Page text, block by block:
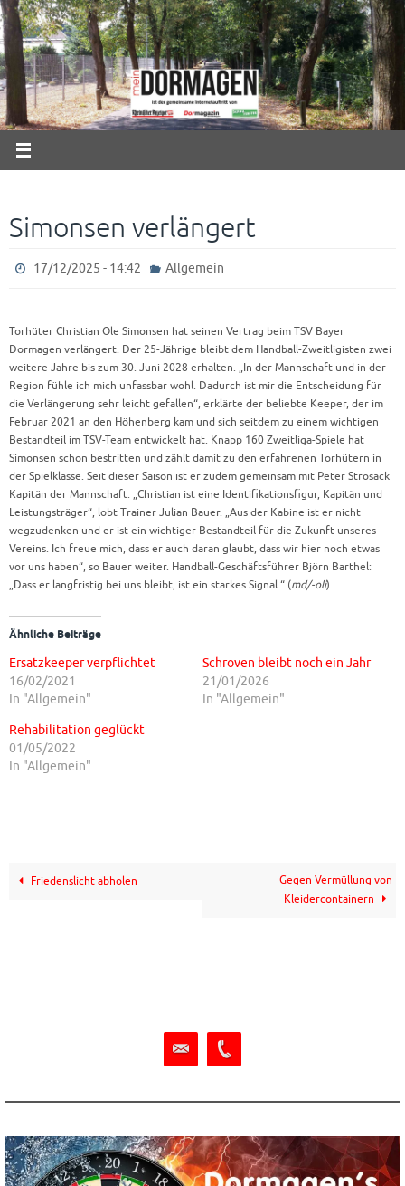
Zum
Inhalt
springen
Simonsen verlängert
17/12/2025 - 14:42 Allgemein
Torhüter Christian Ole Simonsen hat seinen Vertrag beim TSV Bayer
Dormagen verlängert. Der 25-Jährige bleibt dem Handball-Zweitligisten zwei
weitere Jahre bis zum 30. Juni 2028 erhalten. „In der Mannschaft und in der
Region fühle ich mich unfassbar wohl. Dadurch ist mir die Entscheidung für
die Verlängerung sehr leicht gefallen“, erklärte der beliebte Keeper, der im
Februar 2021 an den Höhenberg kam und sich seitdem zu einem wichtigen
Bestandteil im TSV-Team entwickelt hat. Knapp 160 Zweitliga-Spiele hat
Simonsen schon bestritten und zählt damit zu den erfahrenen Torhütern in
der Spielklasse. Seit dieser Saison ist er zudem gemeinsam mit Peter Strosack
Kapitän der Mannschaft. „Christian ist eine Identifikationsfigur, Kapitän und
Leistungsträger“, lobt Trainer Julian Bauer. „Aus der Kabine ist er nicht
wegzudenken und er ist ein wichtiger Bestandteil für die Zukunft unseres
Vereins. Ich freue mich, dass er auch daran glaubt, dass wir hier noch etwas
vor uns haben“, so Bauer weiter. Handball-Geschäftsführer Björn Barthel:
„Dass er langfristig bei uns bleibt, ist ein starkes Signal.“ (md/-oli)
Ähnliche Beiträge
Ersatzkeeper verpflichtet
16/02/2021
In "Allgemein"
Schroven bleibt noch ein Jahr
21/01/2026
In "Allgemein"
Rehabilitation geglückt
01/05/2022
In "Allgemein"
Friedenslicht abholen
Gegen Vermüllung von
Kleidercontainern